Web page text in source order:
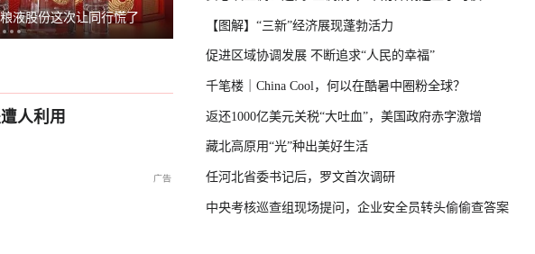
液股份这次让同行慌了 国际足联主席首次公开道歉
人利用
【图解】“三新”经济展现蓬勃活力
促进区域协调发展 不断追求“人民的幸福”
千笔楼｜China Cool，何以在酷暑中圈粉全球？
返还1000亿美元关税“大吐血”，美国政府赤字激增
藏北高原用“光”种出美好生活
任河北省委书记后，罗文首次调研
中央考核巡查组现场提问，企业安全员转头偷偷查答案
台湾启动汉光演习，学者：制造紧张局势捞预算